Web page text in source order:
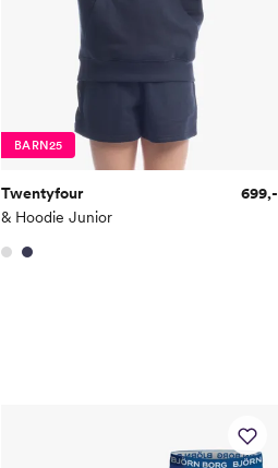
Størrelse
134/140
BARN25
Twentyfour
& Hoodie Junior
699,-